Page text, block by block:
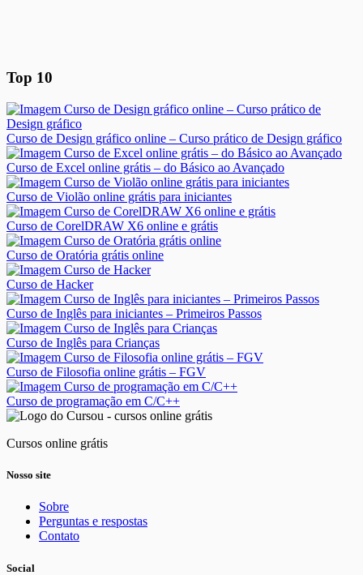
Top 10
Curso de Design gráfico online – Curso prático de Design gráfico
Curso de Excel online grátis – do Básico ao Avançado
Curso de Violão online grátis para iniciantes
Curso de CorelDRAW X6 online e grátis
Curso de Oratória grátis online
Curso de Hacker
Curso de Inglês para iniciantes – Primeiros Passos
Curso de Inglês para Crianças
Curso de Filosofia online grátis – FGV
Curso de programação em C/C++
Cursos online grátis
Nosso site
Sobre
Perguntas e respostas
Contato
Social